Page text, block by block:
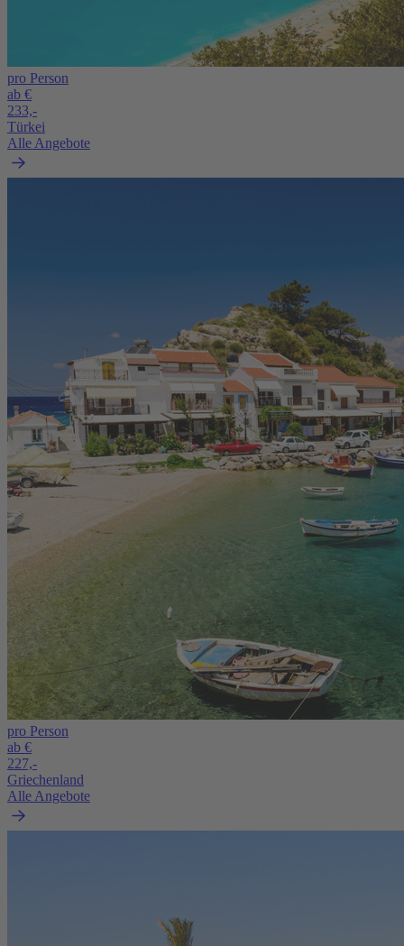
pro Person
ab €
233,-
Türkei
Alle Angebote
pro Person
ab €
227,-
Griechenland
Alle Angebote